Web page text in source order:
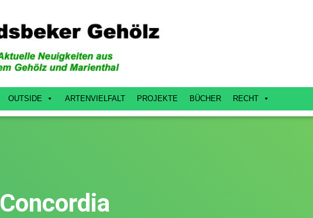
OUTSIDE ARTENVIELFALT PROJEKTE BÜCHER RECHT
Concordia